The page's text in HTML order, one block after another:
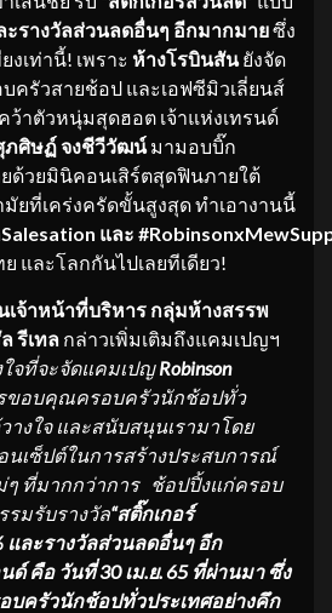
ะรางวัลส่วนลดอื่นๆ อีกมากมายซึ่ง
เท่านี้! เพราะ ห้างโรบินสันยังจัด
ครัวสายช้อป และเอฟซีมิวเลี่ยนส์
ว้าตัวหนุ่มสุดฮอต เจ้าแห่งเทรนด์
ภศิษฏ์ จงชีวีวัฒน์มามอบบิ๊ก
ด้วยมินิคอนเสิร์ตสุดฟินภายใต้
ยที่เคร่งครัดขั้นสูงสุดทำเอางานนี้
และ
และโลกกันไปเลยทีเดียว!
เจ้าหน้าที่บริหาร กลุ่มห้างสรรพ
รีเทล กล่าวเพิ่มเติมถึงแคมเปญฯ
จที่จะจัดแคมเปญRobinson
ขอบคุณครอบครัวนักช้อปทั่ว
างใจ และสนับสนุนเรามาโดย
นเซ็ปต์ในการสร้างประสบการณ์
ๆ ที่มากกว่าการ ช้อปปิ้งแก่ครอบ
รมรับรางวัล“สติ๊กเกอร์
และรางวัลส่วนลดอื่นๆ อีก
นด์ คือ วันที่30 เม.ย. 65 ที่ผ่านมา ซึ่ง
บครัวนักช้อปทั่วประเทศอย่างคึก